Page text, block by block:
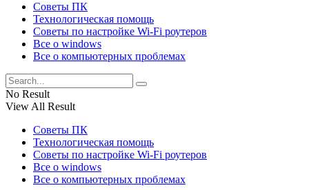
Советы ПК
Технологическая помощь
Советы по настройке Wi-Fi роутеров
Все о windows
Все о компьютерных проблемах
No Result
View All Result
Советы ПК
Технологическая помощь
Советы по настройке Wi-Fi роутеров
Все о windows
Все о компьютерных проблемах